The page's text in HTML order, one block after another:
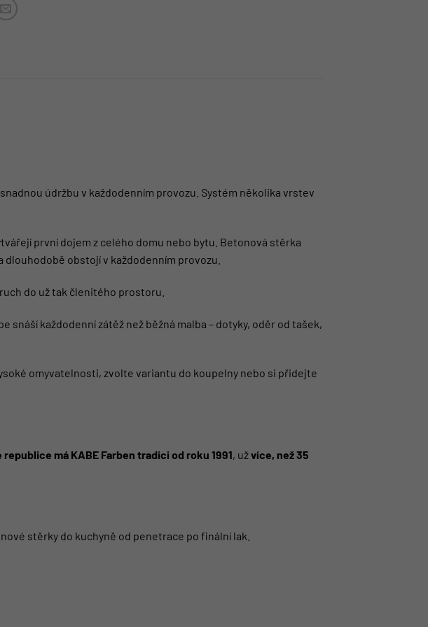
údržbu v každodenním provozu. Systém několika vrstev
první dojem z celého domu nebo bytu. Betonová stěrka
obstojí v každodenním provozu.
do už tak členitého prostoru.
každodenní zátěž než běžná malba – dotyky, oděr od tašek,
omyvatelnosti, zvolte variantu do koupelny nebo si přidejte
republice má KABE Farben tradici od roku 1991, užvíce, než 35
stěrky do kuchyně od penetrace po finální lak.